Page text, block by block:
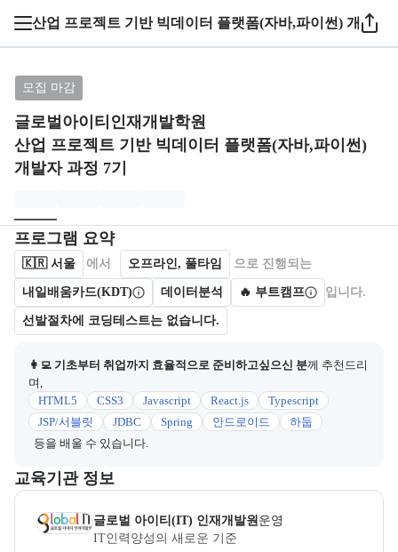
산업 프로젝트 기반 빅데이터 플랫폼(자바,파이썬) 개발자
1 / 3
모집 마감
글로벌아이티인재개발학원
산업 프로젝트 기반 빅데이터 플랫폼(자바,파이썬)
개발자 과정 7기
브랜드: 글로벌아이티인재개발학원, 과정명: 산업 프
모집개요
프로그램 요약
캠프를 운영하거나 참여하는 회사 정보를 카드 형태로 제공한다.
🇰🇷 서울 에서 오프라인, 풀타임 으로 진행되는
내일배움카드(KDT) 데이터분석 🔥 부트캠프 입니다.
선발절차에 코딩테스트는 없습니다.
👩‍💻 기초부터 취업까지 효율적으로 준비하고싶으신 분께 추천드리
며,
HTML5
CSS3 Javascript React.js
Typescript
JSP/서블릿
JDBC Spring 안드로이드
하둡
등을 배울 수 있습니다.
이 섹션에서는 부트캠프를 운영하거나 주관하는 회사의 정보를 카드
교육기관 정보
글로벌아이티정보기술 은(는) 본 부트캠프의운영
글로벌 아이티(IT) 인재개발원 운영
IT인력양성의 새로운 기준